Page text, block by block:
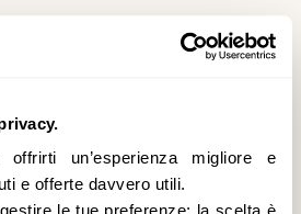
un’esperienza migliore e
e offerte davvero utili.
il contributo regionale a
normativo è la Legge
Domanda al Comune entro
Regione Piemonte integra